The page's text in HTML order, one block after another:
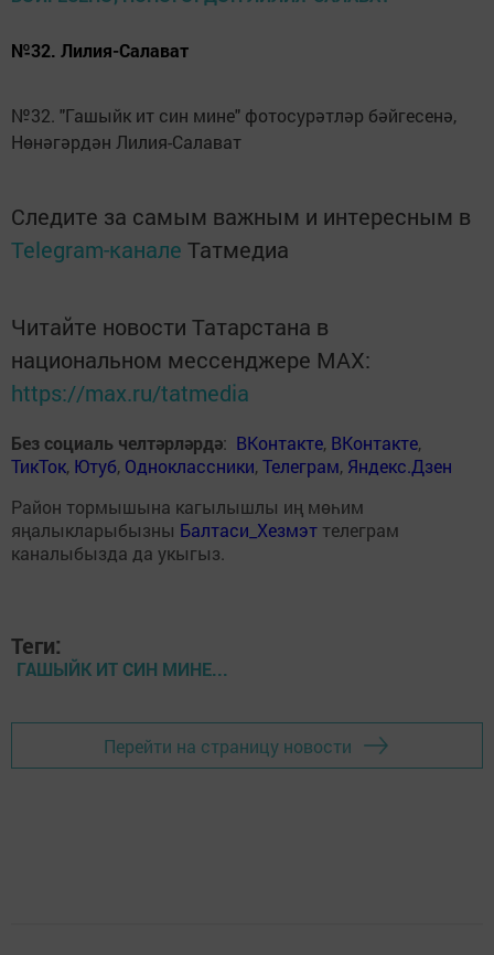
№32. Лилия-Салават
№32. "Гашыйк ит син мине" фотосурәтләр бәйгесенә,
Нөнәгәрдән Лилия-Салават
Следите за самым важным и интересным в
Telegram-канале Татмедиа
Читайте новости Татарстана в
национальном мессенджере MАХ:
https://max.ru/tatmedia
Без социаль челтәрләрдә: ВКонтакте, ВКонтакте,
ТикТок, Ютуб, Одноклассники,Телеграм, Яндекс.Дзен
Район тормышына кагылышлы иң мөһим
яңалыкларыбызны Балтаси_Хезмэт телеграм
каналыбызда да укыгыз.
Теги:
ГАШЫЙК ИТ СИН МИНЕ...
Перейти на страницу новости